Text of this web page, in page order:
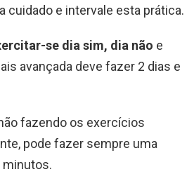
cuidado e intervale esta prática.
se dia sim, dia não e
avançada deve fazer 2 dias e
fazendo os exercícios
pode fazer sempre uma
minutos.